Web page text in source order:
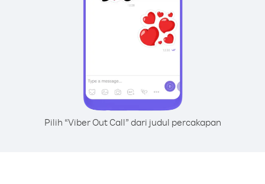
Pilih “Viber Out Call” dari judul percakapan